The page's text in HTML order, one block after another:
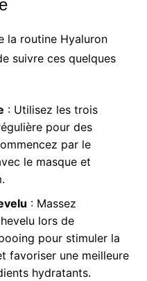
la routine Hyaluron
suivre ces quelques
: Utilisez les trois
pour des
par le
le masque et
: Massez
lors de
pour stimuler la
favoriser une meilleure
hydratants.